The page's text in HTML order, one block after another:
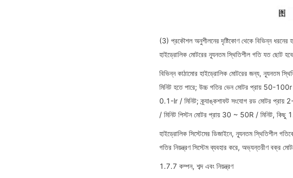
(3) প্রকৌশল অনুশীলনের দৃষ্টিকোণ থেকে বিভিন্ন ধরনের
হাইড্রোলিক মোটরের ন্যূনতম স্থিতিশীল গতি যত ছোট
বিভিন্ন কাঠামোর হাইড্রোলিক মোটরের জন্য, ন্যূনতম
মিনিট হতে পারে; উচ্চ গতির ভেন মোটর প্রায় 50-100r /
0.1-lr / মিনিট; ক্র্যাঙ্কশাফট সংযোগ রড মোটর প্রায় 2-
/ মিনিট পিস্টন মোটর প্রায় 30 ~ 50R / মিনিট,
হাইড্রোলিক সিস্টেমের ডিজাইনে, ন্যূনতম স্থিতিশীল
গতির নিয়ন্ত্রণ সিস্টেম ব্যবহার করে, অভ্যন্তরীণ বক্র
1.7.7 কম্পন, শব্দ এবং নিয়ন্ত্রণ